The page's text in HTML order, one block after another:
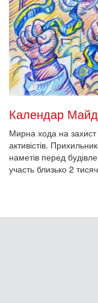
Календар
Мирна хода на
активістів.
наметів перед
участь близько 2